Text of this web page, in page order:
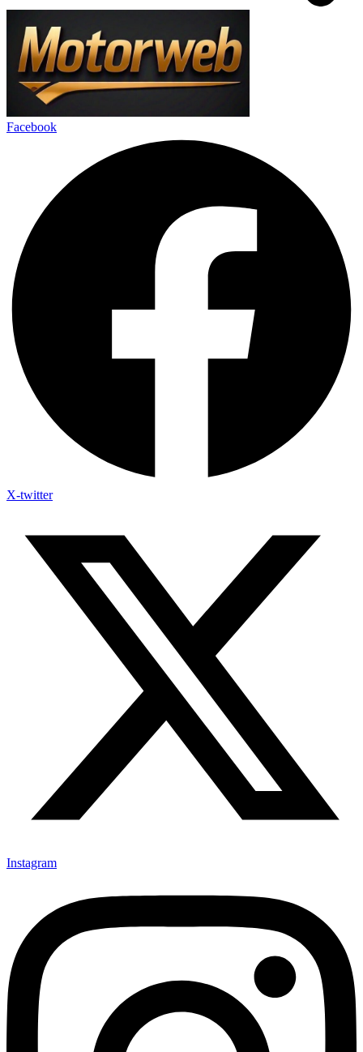
Facebook
X-twitter
Instagram